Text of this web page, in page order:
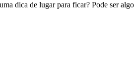
dica de lugar para ficar? Pode ser